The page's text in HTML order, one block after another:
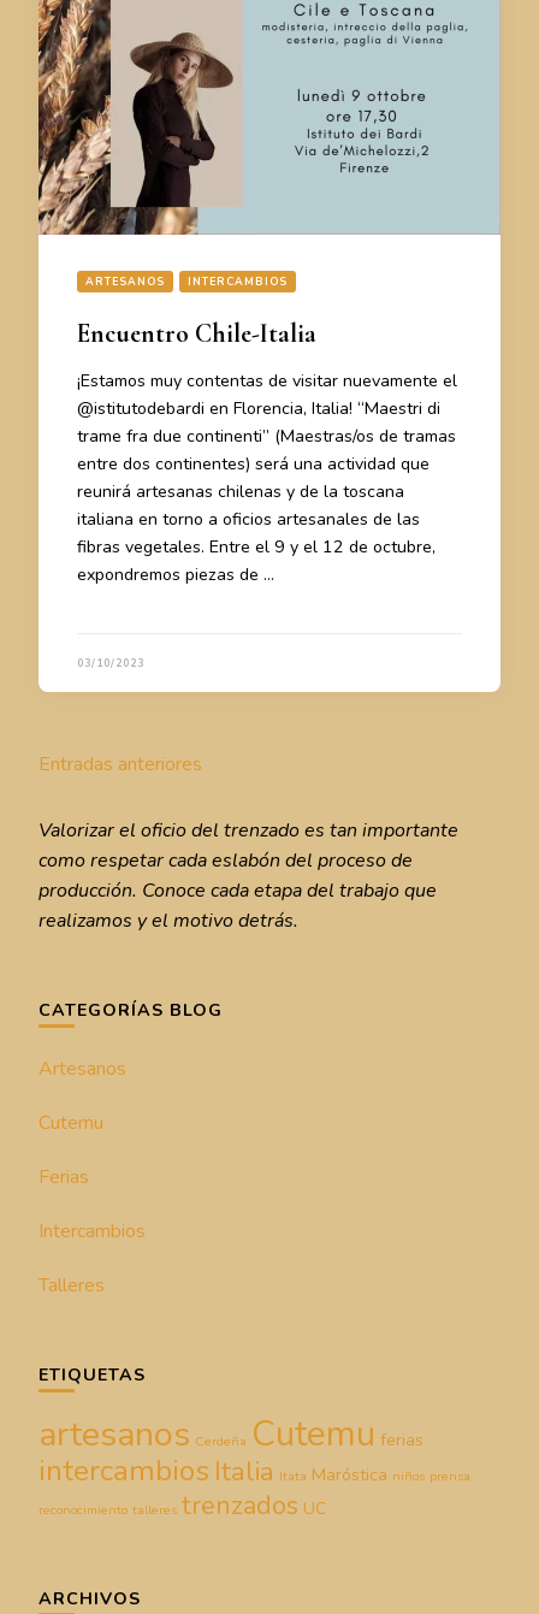
ARTESANOS INTERCAMBIOS
Encuentro Chile-Italia
¡Estamos muy contentas de visitar nuevamente el
@istitutodebardi en Florencia, Italia! “Maestri di
trame fra due continenti” (Maestras/os de tramas
entre dos continentes) será una actividad que
reunirá artesanas chilenas y de la toscana
italiana en torno a oficios artesanales de las
fibras vegetales. Entre el 9 y el 12 de octubre,
expondremos piezas de …
03/10/2023
Navegación
entradas
Entradas anteriores
Valorizar el oficio del trenzado es tan importante
como respetar cada eslabón del proceso de
producción. Conoce cada etapa del trabajo que
realizamos y el motivo detrás.
CATEGORÍAS BLOG
Artesanos
Cutemu
Ferias
Intercambios
Talleres
ETIQUETAS
artesanos Cerdeña Cutemu ferias
intercambios Italia Itata Maróstica niños prensa
reconocimiento talleres trenzados UC
ARCHIVOS